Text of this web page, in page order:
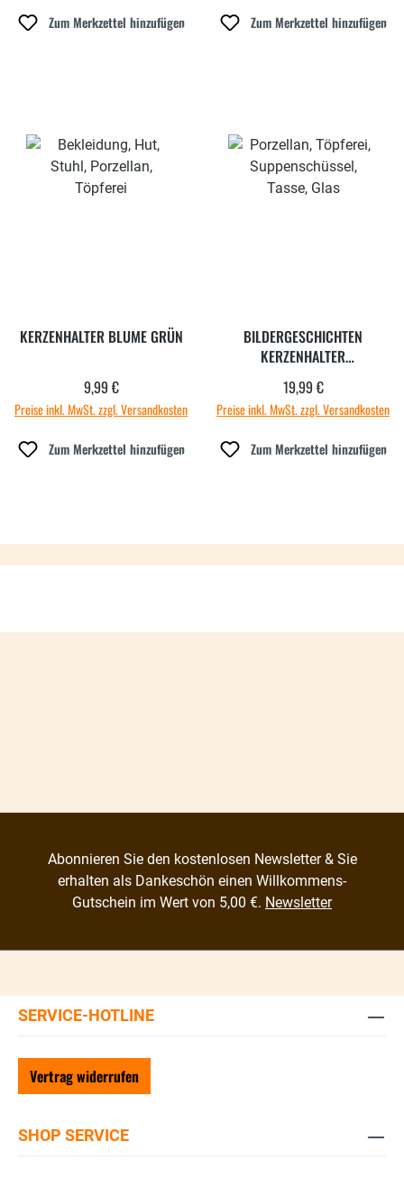
Zum Merkzettel hinzufügen Zum Merkzettel hinzufügen
KERZENHALTER BLUME GRÜN
Regulärer Preis:
9,99 €
Preise inkl. MwSt. zzgl. Versandkosten
Zum Merkzettel hinzufügen
BILDERGESCHICHTEN
KERZENHALTER
PARKSPAZIERGANG
Regulärer Preis:
19,99 €
Preise inkl. MwSt. zzgl. Versandkosten
Zum Merkzettel hinzufügen
Abonnieren Sie den kostenlosen Newsletter & Sie
erhalten als Dankeschön einen Willkommens-
Gutschein im Wert von 5,00 €. Newsletter
SERVICE-HOTLINE
Vertrag widerrufen
SHOP SERVICE